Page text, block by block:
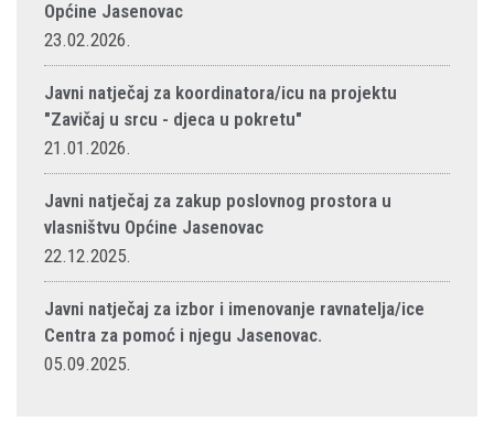
Općine Jasenovac
23.02.2026.
Javni natječaj za koordinatora/icu na projektu
"Zavičaj u srcu - djeca u pokretu"
21.01.2026.
Javni natječaj za zakup poslovnog prostora u
vlasništvu Općine Jasenovac
22.12.2025.
Javni natječaj za izbor i imenovanje ravnatelja/ice
Centra za pomoć i njegu Jasenovac.
05.09.2025.